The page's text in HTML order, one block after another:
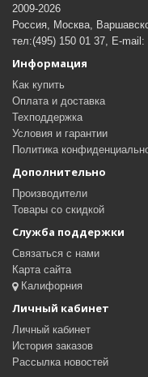
2009-2026
Россия, Москва,
тел:(495) 150 01 37, E-
Информация
Как купить
Оплата и доставка
Техподдержка
Условия и гарантии
Политика
Дополнительно
Производители
Товары со скидкой
Служба поддержки
Связаться с нами
Карта сайта
Калифорния
Личный кабинет
Личный кабинет
История заказов
Рассылка новостей